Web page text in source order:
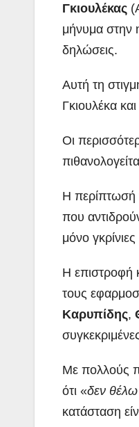
Γκιουλέκας
μήνυμα στην
δηλώσεις.
Αυτή τη
Γκιουλέκα
Οι
Η περίπτωσή
που
μόνο
Η επιστροφή
τους
Καρυπίδης,
Με πολλούς
ότι «δεν
κατάσταση